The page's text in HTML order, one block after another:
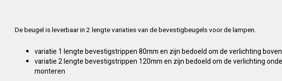
De beugel is leverbaar in 2 lengte variaties van de bevestigbeugels voor de lampen.
variatie 1 lengte bevestigstrippen 80mm en zijn bedoeld om de verlichting
variatie 2 lengte bevestigstrippen 120mm en zijn bedoeld om de verlichting
monteren